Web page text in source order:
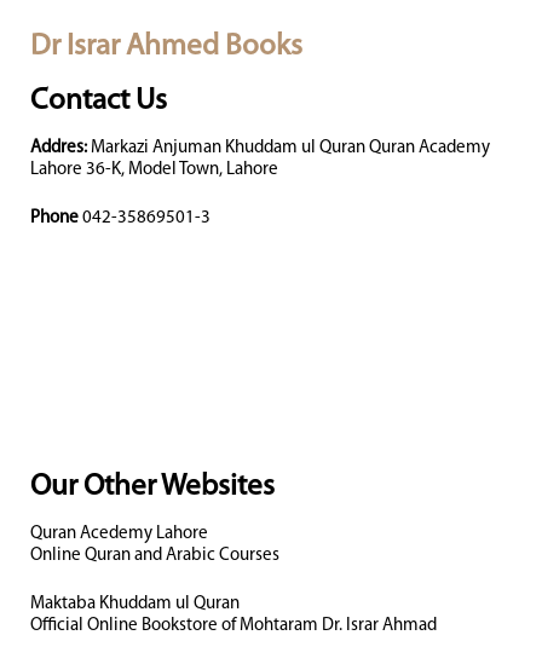
Dr Israr Ahmed Books
Contact Us
Addres: Markazi Anjuman Khuddam ul Quran Quran Academy
Lahore 36-K, Model Town, Lahore
Phone 042-35869501-3
Our Other Websites
Quran Acedemy Lahore
Online Quran and Arabic Courses
Maktaba Khuddam ul Quran
Official Online Bookstore of Mohtaram Dr. Israr Ahmad